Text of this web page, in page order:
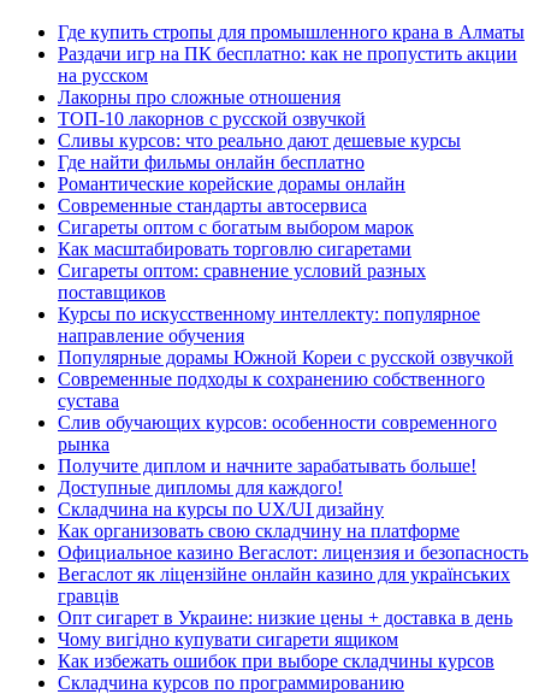
Где купить стропы для промышленного крана в Алматы
Раздачи игр на ПК бесплатно: как не пропустить акции
на русском
Лакорны про сложные отношения
ТОП-10 лакорнов с русской озвучкой
Сливы курсов: что реально дают дешевые курсы
Где найти фильмы онлайн бесплатно
Романтические корейские дорамы онлайн
Современные стандарты автосервиса
Сигареты оптом с богатым выбором марок
Как масштабировать торговлю сигаретами
Сигареты оптом: сравнение условий разных
поставщиков
Курсы по искусственному интеллекту: популярное
направление обучения
Популярные дорамы Южной Кореи с русской озвучкой
Современные подходы к сохранению собственного
сустава
Слив обучающих курсов: особенности современного
рынка
Получите диплом и начните зарабатывать больше!
Доступные дипломы для каждого!
Складчина на курсы по UX/UI дизайну
Как организовать свою складчину на платформе
Официальное казино Вегаслот: лицензия и безопасность
Вегаслот як ліцензійне онлайн казино для українських
гравців
Опт сигарет в Украине: низкие цены + доставка в день
Чому вигідно купувати сигарети ящиком
Как избежать ошибок при выборе складчины курсов
Складчина курсов по программированию